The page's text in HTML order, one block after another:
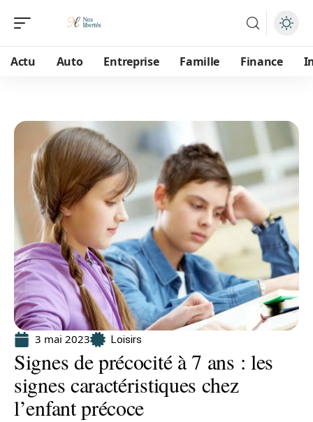
Actu Auto Entreprise Famille Finance
3 mai 2023 Loisirs
Signes de précocité à 7 ans : les
signes caractéristiques chez
l’enfant précoce